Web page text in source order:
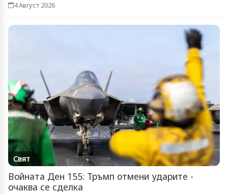
4 Август 2026
Свят
Войната Ден 155: Тръмп отмени ударите -
очаква се сделка